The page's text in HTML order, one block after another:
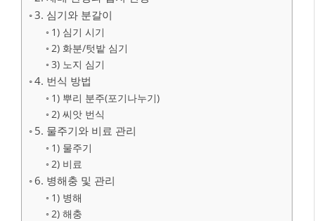
3. 심기와 분갈이
1) 심기 시기
2) 화분/텃밭 심기
3) 노지 심기
4. 번식 방법
1) 뿌리 분주(포기나누기)
2) 씨앗 번식
5. 물주기와 비료 관리
1) 물주기
2) 비료
6. 병해충 및 관리
1) 병해
2) 해충